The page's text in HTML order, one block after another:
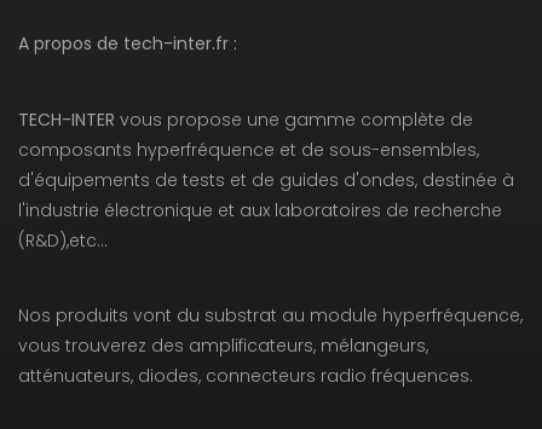
A propos de tech-inter.fr :
TECH-INTER vous propose une gamme complète de
composants hyperfréquence et de sous-ensembles,
d'équipements de tests et de guides d'ondes, destinée à
l'industrie électronique et aux laboratoires de recherche
(R&D),etc…
Nos produits vont du substrat au module hyperfréquence,
vous trouverez des amplificateurs, mélangeurs,
atténuateurs, diodes, connecteurs radio fréquences.